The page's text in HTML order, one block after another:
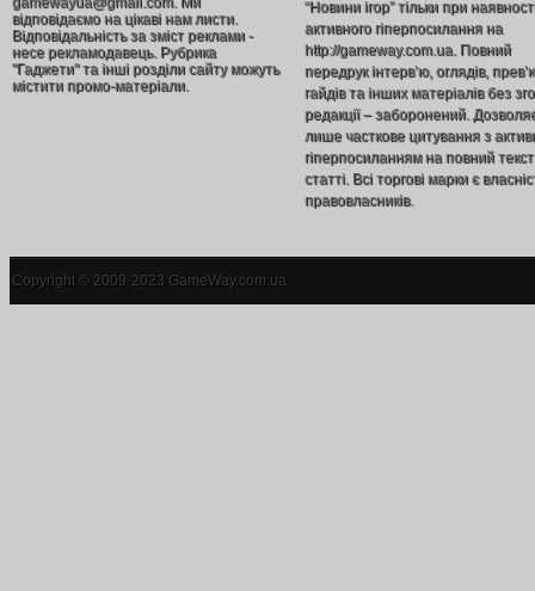
відповідаємо на цікаві нам листи.
Відповідальність за зміст реклами -
несе рекламодавець. Рубрика
"Гаджети" та інші розділи сайту можуть
містити промо-матеріали.
“Новини ігор” тільки при
активного гіперпосилання на
http://gameway.com.ua. Повний
передрук інтерв’ю, оглядів,
гайдів та інших матеріалів без
редакції – заборонений.
лише часткове цитування з
гіперпосиланням на повний текст
статті. Всі торгові марки є
правовласників.
Copyright © 2009-2023 GameWay.com.ua